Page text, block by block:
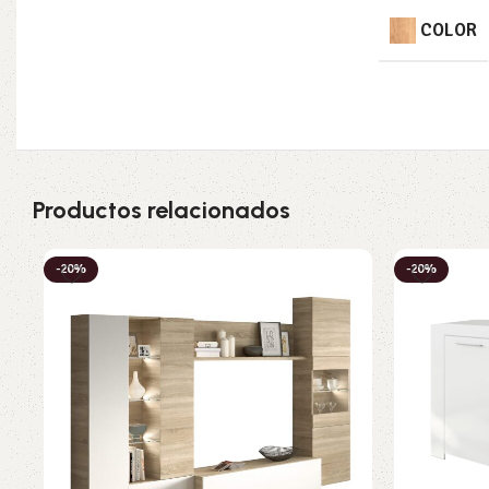
COLOR
Productos relacionados
-20% -20%